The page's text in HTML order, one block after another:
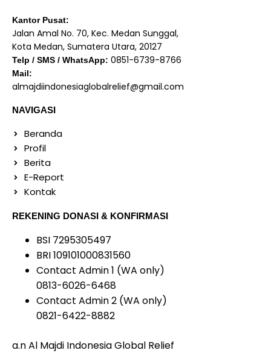
Kantor Pusat:
Jalan Amal No. 70, Kec. Medan Sunggal,
Kota Medan, Sumatera Utara, 20127
Telp / SMS / WhatsApp: 0851-6739-8766
Mail:
almajdiindonesiaglobalrelief@gmail.com
NAVIGASI
Beranda
Profil
Berita
E-Report
Kontak
REKENING DONASI & KONFIRMASI
BSI 7295305497
BRI 109101000831560
Contact Admin 1 (WA only)
0813-6026-6468
Contact Admin 2 (WA only)
0821-6422-8882
a.n Al Majdi Indonesia Global Relief